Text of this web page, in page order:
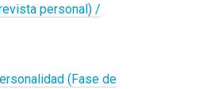
personal) /
(Fase de